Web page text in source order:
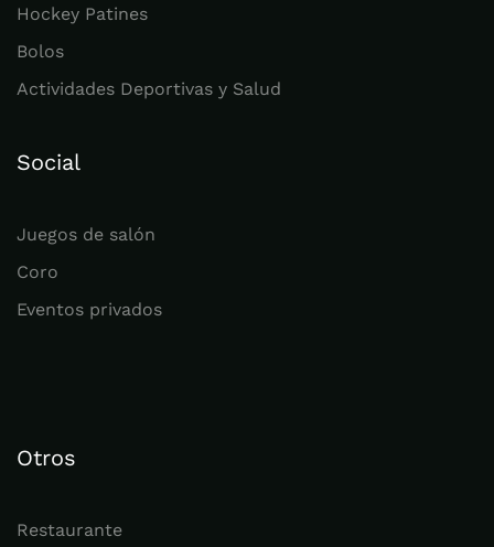
Hockey Patines
Bolos
Actividades Deportivas y Salud
Social
Juegos de salón
Coro
Eventos privados
Otros
Restaurante